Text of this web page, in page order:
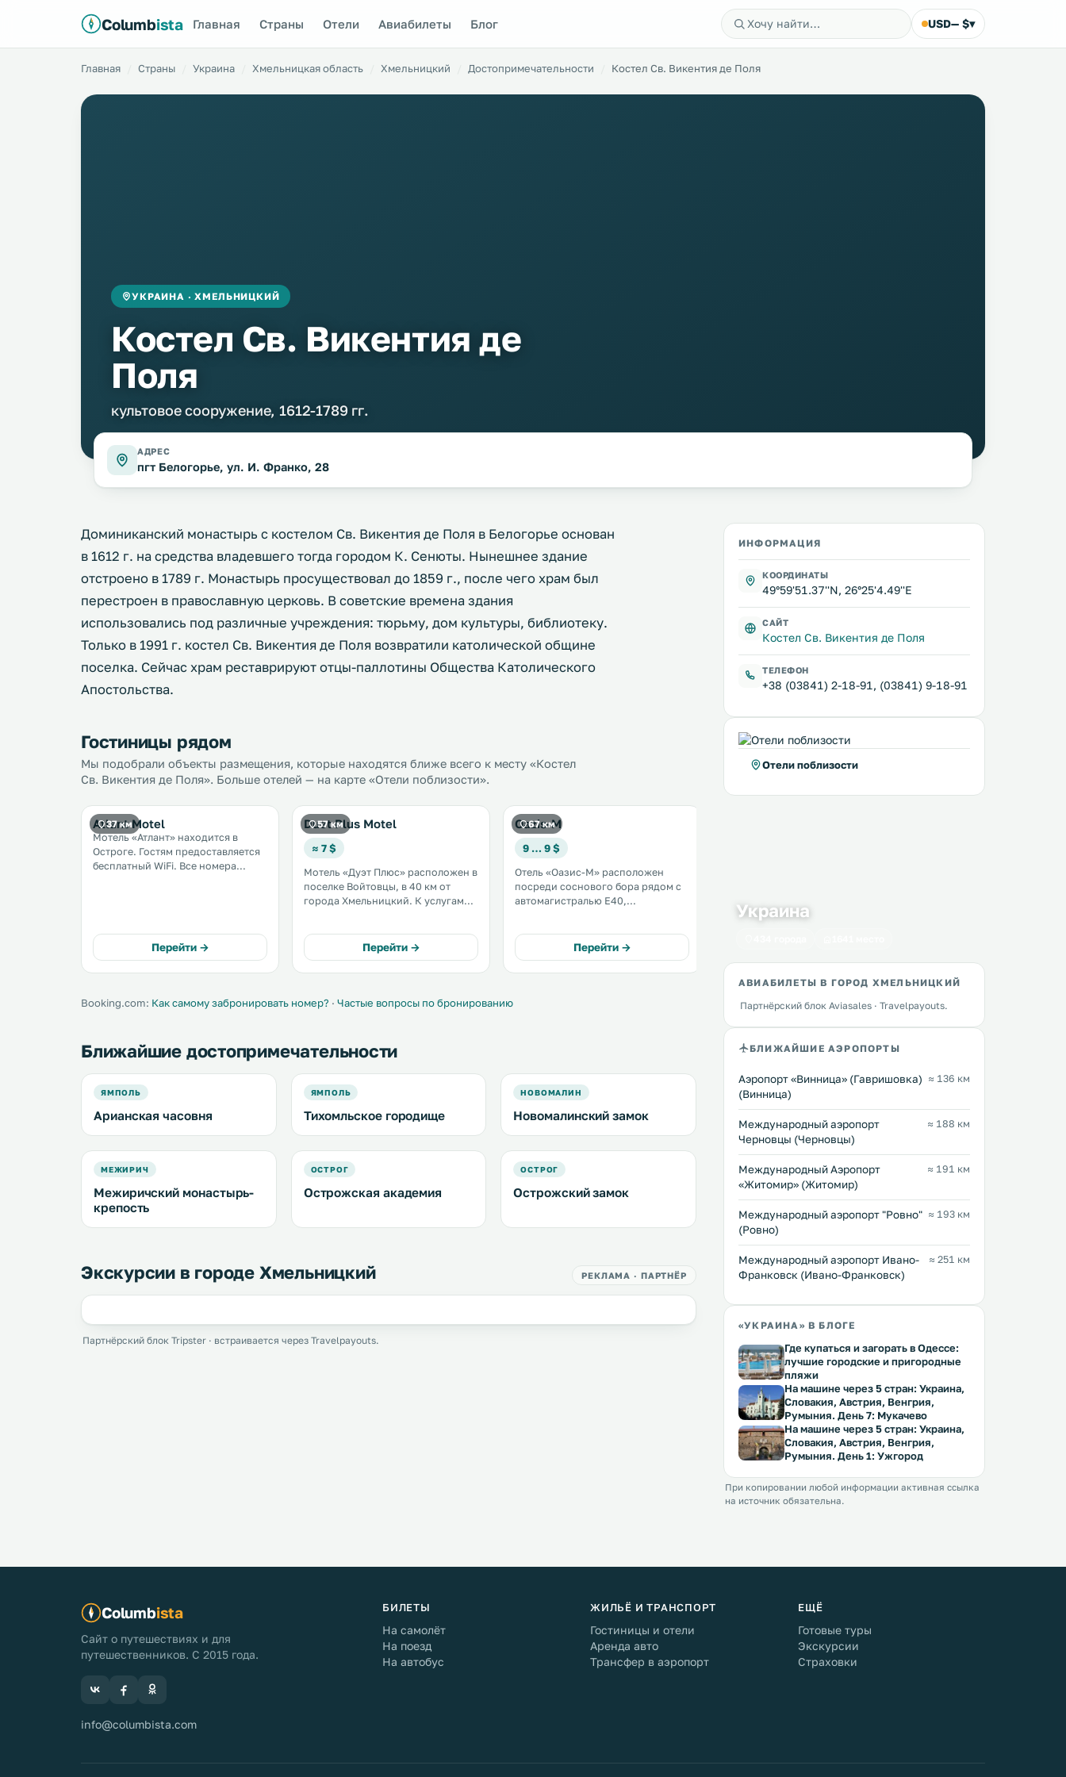
Columbista Главная Страны Отели Авиабилеты Блог USD— $▾
Главная Страны Украина Хмельницкая область Хмельницкий Достопримечательности Костел Св. Викентия де Поля
УКРАИНА · ХМЕЛЬНИЦКИЙ
Костел Св. Викентия де
Поля
культовое сооружение, 1612-1789 гг.
АДРЕС
пгт Белогорье, ул. И. Франко, 28
Доминиканский монастырь с костелом Св. Викентия де Поля в Белогорье основан
в 1612 г. на средства владевшего тогда городом К. Сенюты. Нынешнее здание
отстроено в 1789 г. Монастырь просуществовал до 1859 г., после чего храм был
перестроен в православную церковь. В советские времена здания
использовались под различные учреждения: тюрьму, дом культуры, библиотеку.
Только в 1991 г. костел Св. Викентия де Поля возвратили католической общине
поселка. Сейчас храм реставрируют отцы-паллотины Общества Католического
Апостольства.
Гостиницы рядом
Мы подобрали объекты размещения, которые находятся ближе всего к месту «Костел
Св. Викентия де Поля». Больше отелей — на карте «Отели поблизости».
37 км
Atlant Motel
Мотель «Атлант» находится в
Остроге. Гостям предоставляется
бесплатный WiFi. Все номера
чайником. .
Перейти →
57 км
Duet Plus Motel
≈ 7 $
Мотель «Дуэт Плюс» расположен в
поселке Войтовцы, в 40 км от
города Хмельницкий. К услугам
бесплатный Wi-Fi на всей
территории. При мотеле
обустроена бесплатная частная
Перейти →
67 км
Oazis-M
9 … 9 $
Отель «Оазис-М» расположен
посреди соснового бора рядом с
автомагистралью E40,
баня, детская игровая площадка и
круглосуточная стойка
регистрации. .
Перейти →
и бесплатный Wi-Fi на всей
в различных тонах. .
Booking.com: Как самому забронировать номер? · Частые вопросы по бронированию
Ближайшие достопримечательности
ЯМПОЛЬ
Арианская часовня
ЯМПОЛЬ
Тихомльское городище
НОВОМАЛИН
Новомалинский замок
МЕЖИРИЧ
Межиричский монастырь-
крепость
ОСТРОГ
Острожская академия
ОСТРОГ
Острожский замок
Экскурсии в городе Хмельницкий РЕКЛАМА · ПАРТНЁР
Партнёрский блок Tripster · встраивается через Travelpayouts.
ИНФОРМАЦИЯ
КООРДИНАТЫ
49°59'51.37''N, 26°25'4.49''E
САЙТ
Костел Св. Викентия де Поля
ТЕЛЕФОН
+38 (03841) 2-18-91, (03841) 9-18-91
Отели поблизости
Украина
АВИАБИЛЕТЫ В ГОРОД ХМЕЛЬНИЦКИЙ
Партнёрский блок Aviasales · Travelpayouts.
БЛИЖАЙШИЕ АЭРОПОРТЫ
Аэропорт «Винница» (Гавришовка)
(Винница)
≈ 136 км
Международный аэропорт
Черновцы (Черновцы)
≈ 188 км
Международный Аэропорт
«Житомир» (Житомир)
≈ 191 км
Междунарoдный аэропорт "Ровно"
(Ровно)
≈ 193 км
Международный аэропорт Ивано-
Франковск (Ивано-Франковск)
≈ 251 км
«УКРАИНА» В БЛОГЕ
Где купаться и загорать в Одессе:
лучшие городские и пригородные
пляжи
На машине через 5 стран: Украина,
Словакия, Австрия, Венгрия,
Румыния. День 7: Мукачево
На машине через 5 стран: Украина,
Словакия, Австрия, Венгрия,
Румыния. День 1: Ужгород
При копировании любой информации активная ссылка
на источник обязательна.
Columbista
Сайт о путешествиях и для
путешественников. С 2015 года.
info@columbista.com
БИЛЕТЫ
На самолёт
На поезд
На автобус
ЖИЛЬЁ И ТРАНСПОРТ
Гостиницы и отели
Аренда авто
Трансфер в аэропорт
ЕЩЁ
Готовые туры
Экскурсии
Страховки